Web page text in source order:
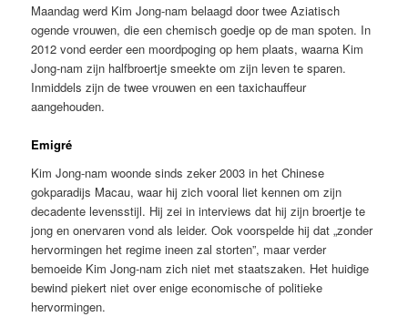
Maandag werd Kim Jong-nam belaagd door twee Aziatisch
ogende vrouwen, die een chemisch goedje op de man spoten. In
2012 vond eerder een moordpoging op hem plaats, waarna Kim
Jong-nam zijn halfbroertje smeekte om zijn leven te sparen.
Inmiddels zijn de twee vrouwen en een taxichauffeur
aangehouden.
Emigré
Kim Jong-nam woonde sinds zeker 2003 in het Chinese
gokparadijs Macau, waar hij zich vooral liet kennen om zijn
decadente levensstijl. Hij zei in interviews dat hij zijn broertje te
jong en onervaren vond als leider. Ook voorspelde hij dat „zonder
hervormingen het regime ineen zal storten”, maar verder
bemoeide Kim Jong-nam zich niet met staatszaken. Het huidige
bewind piekert niet over enige economische of politieke
hervormingen.